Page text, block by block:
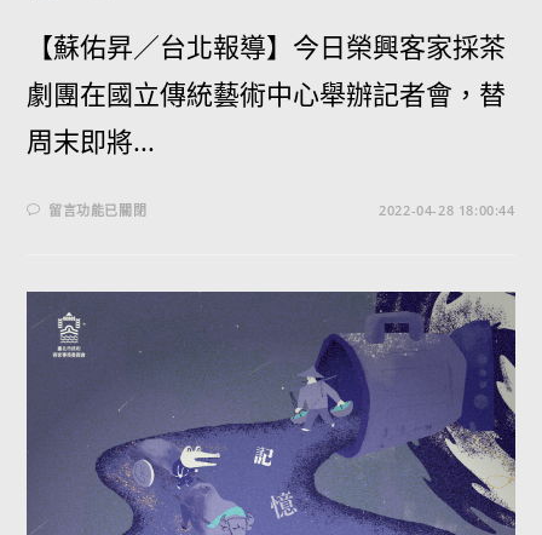
【蘇佑昇／台北報導】今日榮興客家採茶
劇團在國立傳統藝術中心舉辦記者會，替
周末即將...
留言功能已關閉 2022-04-28 18:00:44